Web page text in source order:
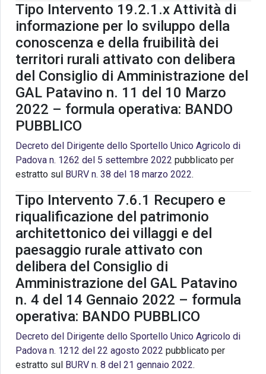
Tipo Intervento 19.2.1.x Attività di
informazione per lo sviluppo della
conoscenza e della fruibilità dei
territori rurali attivato con delibera
del Consiglio di Amministrazione del
GAL Patavino n. 11 del 10 Marzo
2022 – formula operativa: BANDO
PUBBLICO
Decreto del Dirigente dello Sportello Unico Agricolo di
Padova n. 1262 del 5 settembre 2022 pubblicato per
estratto sul BURV n. 38 del 18 marzo 2022.
Tipo Intervento 7.6.1 Recupero e
riqualificazione del patrimonio
architettonico dei villaggi e del
paesaggio rurale attivato con
delibera del Consiglio di
Amministrazione del GAL Patavino
n. 4 del 14 Gennaio 2022 – formula
operativa: BANDO PUBBLICO
Decreto del Dirigente dello Sportello Unico Agricolo di
Padova n. 1212 del 22 agosto 2022 pubblicato per
estratto sul BURV n. 8 del 21 gennaio 2022.